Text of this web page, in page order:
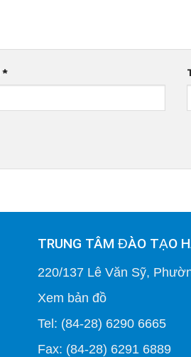
*
TRUNG TÂM ĐÀO TẠO
220/137 Lê Văn Sỹ,
Xem bản đồ
Tel: (84-28) 6290 6665
Fax: (84-28) 6291 6889